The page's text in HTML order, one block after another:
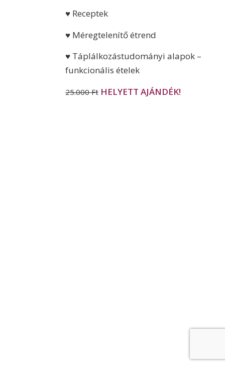
♥ Receptek
♥ Méregtelenítő étrend
♥ Táplálkozástudományi alapok –
funkcionális ételek
25.000 FtHELYETT AJÁNDÉK!